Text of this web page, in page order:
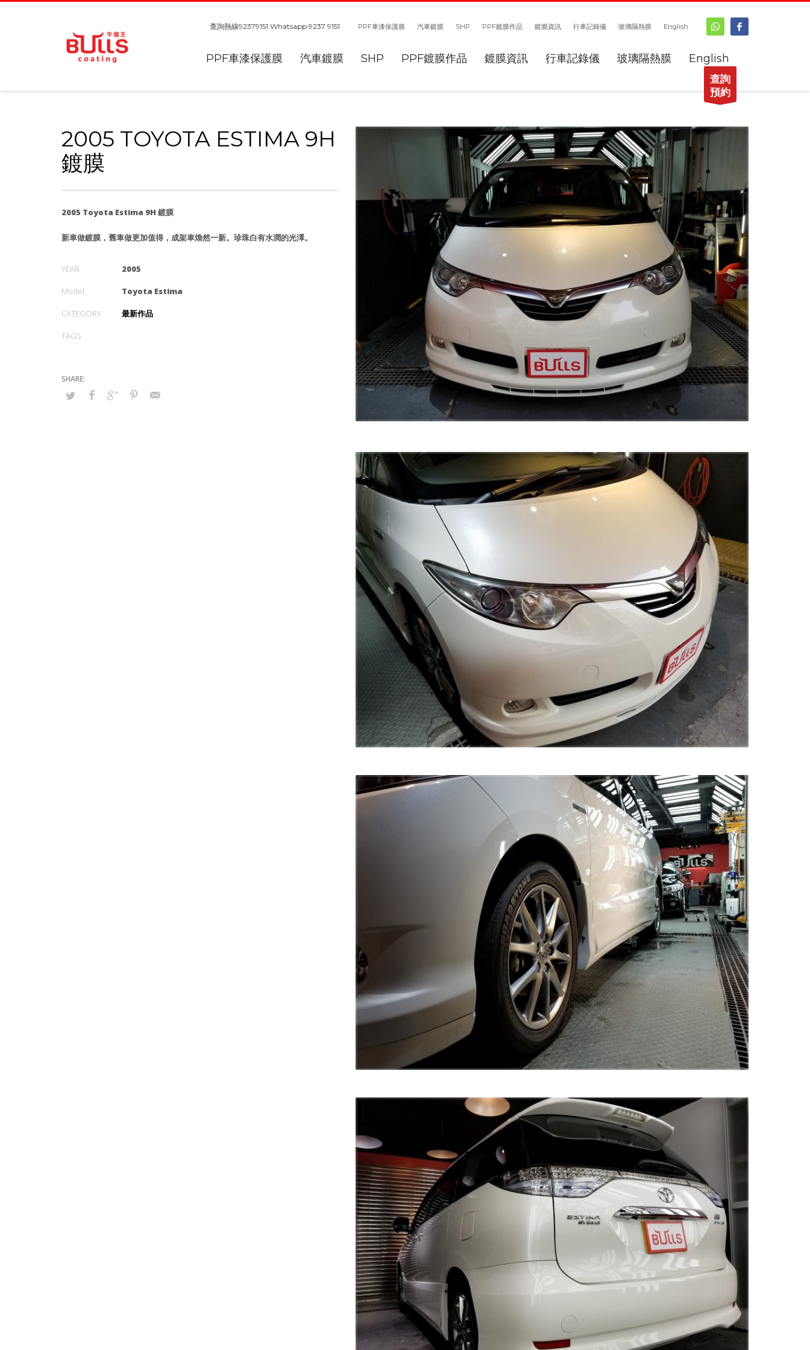
查詢熱線92379151 Whatsapp 9237 9151 PPF車漆保護膜 汽車鍍膜 SHP PPF鍍膜作品 鍍膜資訊 行車記錄儀 玻璃隔熱膜 English
PPF車漆保護膜 汽車鍍膜 SHP PPF鍍膜作品 鍍膜資訊 行車記錄儀 玻璃隔熱膜 English
查詢
預約
2005 TOYOTA ESTIMA 9H
鍍膜
2005 Toyota Estima 9H 鍍膜
新車做鍍膜，舊車做更加值得，成架車煥然一新。珍珠白有水潤的光澤。
YEAR 2005
Model Toyota Estima
CATEGORY 最新作品
TAGS